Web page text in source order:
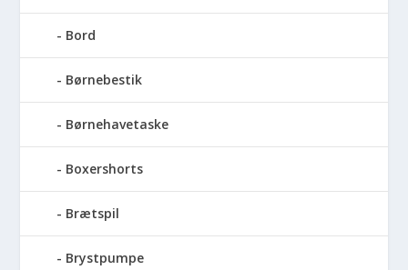
Bord
Børnebestik
Børnehavetaske
Boxershorts
Brætspil
Brystpumpe